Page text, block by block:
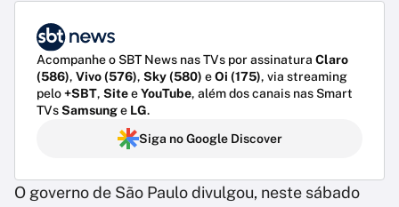
Acompanhe o SBT News nas TVs por assinatura Claro
(586), Vivo (576), Sky (580) eOi (175), via streaming
pelo+SBT, SiteeYouTube, além dos canais nas Smart
TVsSamsunge LG.
Siga no Google Discover
O governo de São Paulo divulgou, neste sábado